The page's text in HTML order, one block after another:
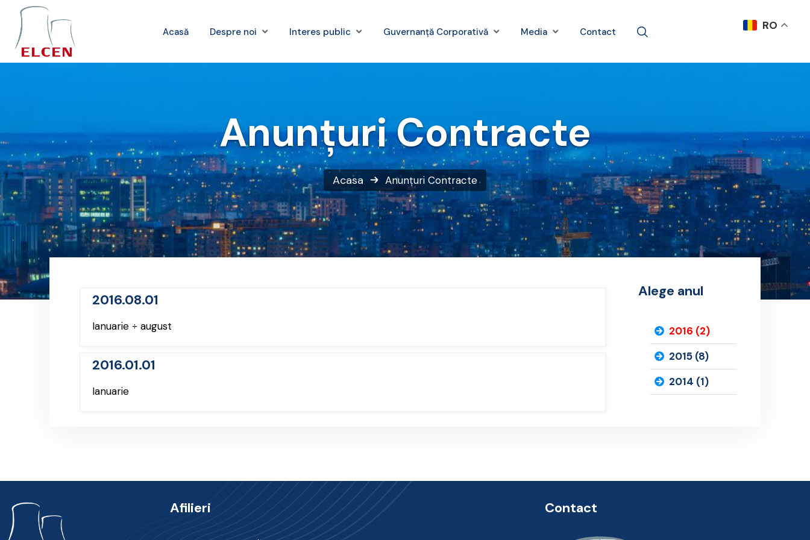
Acasă Despre noi Interes public Guvernanță Corporativă Media Contact
Anunțuri Contracte
Acasa Anunțuri Contracte
2016.08.01
Ianuarie ÷ august
2016.01.01
Ianuarie
Alege anul
2016 (2)
2015 (8)
2014 (1)
Afilieri Contact
RO